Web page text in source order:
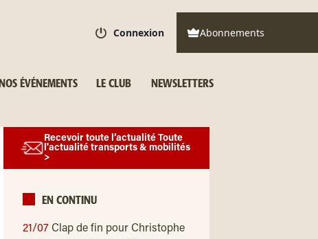
Connexion Abonnements
NOS ÉVÉNEMENTS LE CLUB NEWSLETTERS
Recevoir toute l’actualité Toute
l'actualité transports & mobilités
>
EN CONTINU
21/07 Clap de fin pour Christophe